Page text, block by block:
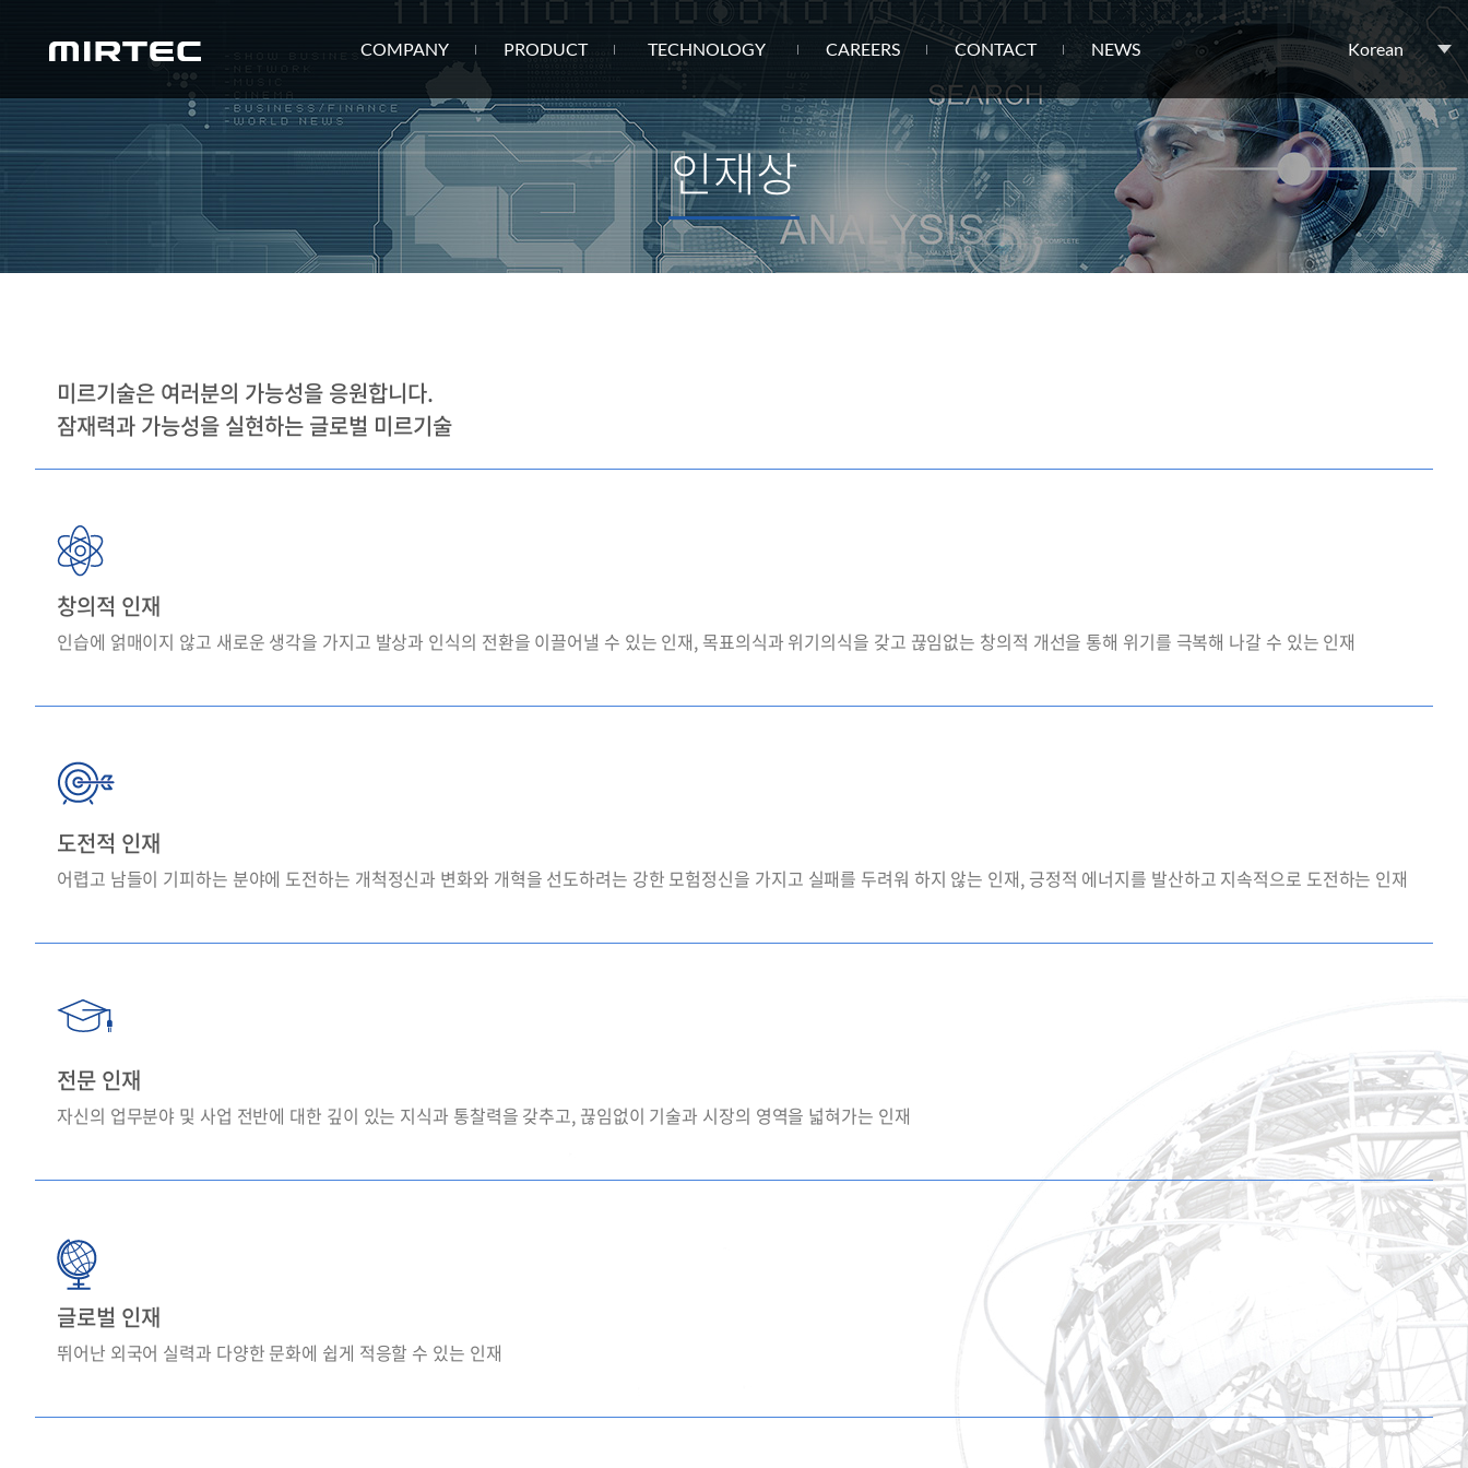
Korean
COMPANY PRODUCT TECHNOLOGY CAREERS CONTACT NEWS
인재상
미르기술은 여러분의 가능성을 응원합니다.
잠재력과 가능성을 실현하는 글로벌 미르기술
창의적 인재
인습에 얽매이지 않고 새로운 생각을 가지고 발상과 인식의 전환을 이끌어낼 수 있는 인재, 목표의식과 위기의식을 갖고 끊임없는 창의적 개선을 통해 위기를 극복해 나갈 수 있는 인재
도전적 인재
어렵고 남들이 기피하는 분야에 도전하는 개척정신과 변화와 개혁을 선도하려는 강한 모험정신을 가지고 실패를 두려워 하지 않는 인재, 긍정적 에너지를 발산하고 지속적으로 도전하는 인재
전문 인재
자신의 업무분야 및 사업 전반에 대한 깊이 있는 지식과 통찰력을 갖추고, 끊임없이 기술과 시장의 영역을 넓혀가는 인재
글로벌 인재
뛰어난 외국어 실력과 다양한 문화에 쉽게 적응할 수 있는 인재